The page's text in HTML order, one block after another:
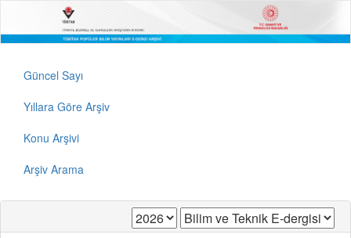
Güncel Sayı
Yıllara Göre Arşiv
Konu Arşivi
Arşiv Arama